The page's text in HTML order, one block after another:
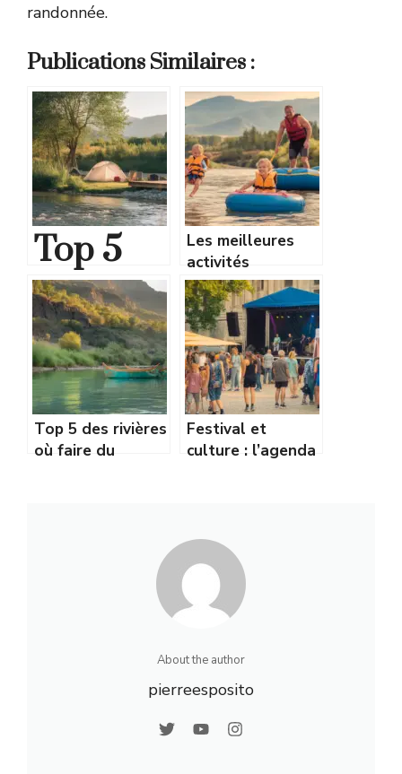
randonnée.
Publications Similaires :
Top 5
camping
s bord
rivière
Cévenne
s été
Les meilleures
activités
nautiques en
rivière pour petits
et grands
Top 5 des rivières
où faire du
Festival et
culture : l’agenda
About the author
pierreesposito